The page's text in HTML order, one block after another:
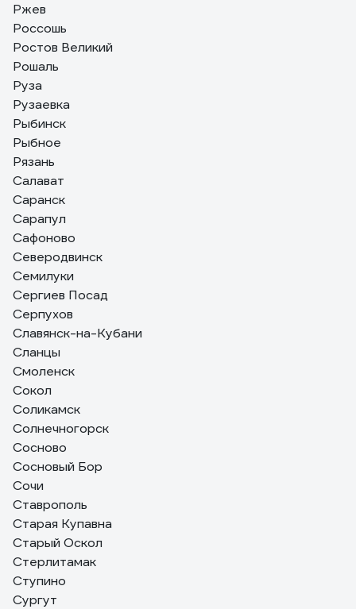
Ржев
Россошь
Ростов Великий
Рошаль
Руза
Рузаевка
Рыбинск
Рыбное
Рязань
Салават
Саранск
Сарапул
Сафоново
Северодвинск
Семилуки
Сергиев Посад
Серпухов
Славянск-на-Кубани
Сланцы
Смоленск
Сокол
Соликамск
Солнечногорск
Сосново
Сосновый Бор
Сочи
Ставрополь
Старая Купавна
Старый Оскол
Стерлитамак
Ступино
Сургут